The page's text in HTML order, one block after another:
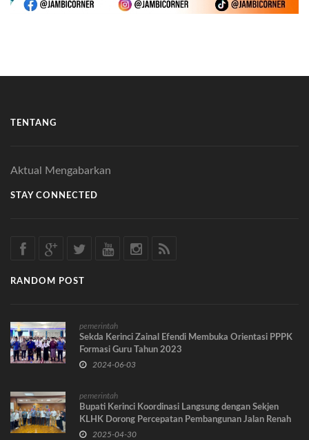
TENTANG
Aktual Mengabarkan
STAY CONNECTED
RANDOM POST
pemerintah
Sekda Kerinci Zainal Efendi Membuka Orientasi PPPK
Formasi Guru Tahun 2023
2024-06-03
pemerintah
Bupati Kerinci Koordinasi Langsung dengan Sekjen
KLHK Dorong Percepatan Pembangunan Jalan Renah
Pemetik
2025-04-30